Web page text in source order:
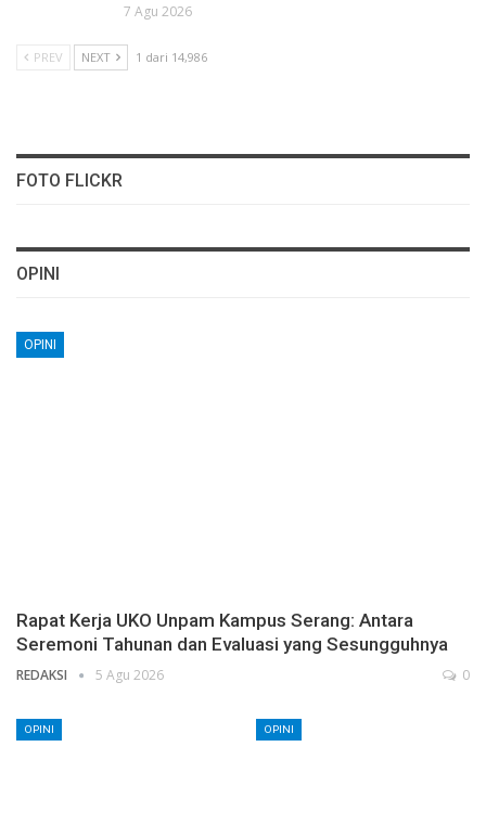
7 Agu 2026
PREV NEXT 1 dari 14,986
FOTO FLICKR
OPINI
OPINI
Rapat Kerja UKO Unpam Kampus Serang: Antara
Seremoni Tahunan dan Evaluasi yang Sesungguhnya
REDAKSI 5 Agu 2026 0
OPINI OPINI